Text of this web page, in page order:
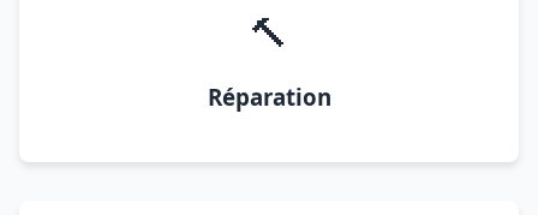
🔨
Réparation